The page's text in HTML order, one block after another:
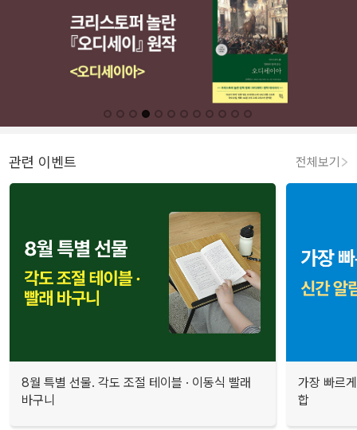
관련 이벤트 전체보기
8월 특별 선물. 각도 조절 테이블 · 이동식 빨래
바구니
가장 빠르
합